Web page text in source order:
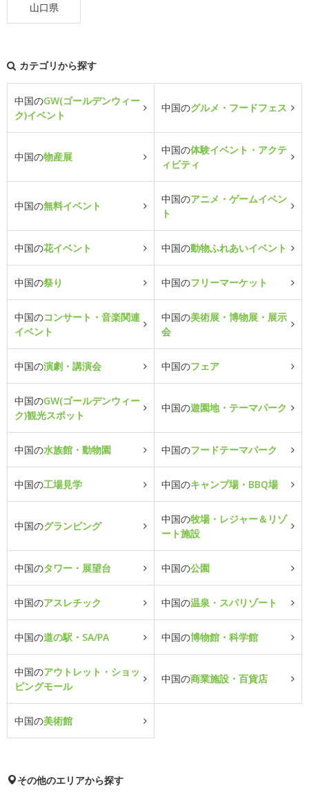
山口県
カテゴリから探す
中国のGW(ゴールデンウィー
ク)イベント
中国のグルメ・フードフェス
中国の物産展
中国の体験イベント・アクテ
ィビティ
中国の無料イベント
中国のアニメ・ゲームイベン
ト
中国の花イベント 中国の動物ふれあいイベント
中国の祭り 中国のフリーマーケット
中国のコンサート・音楽関連
イベント
中国の美術展・博物展・展示
会
中国の演劇・講演会 中国のフェア
中国のGW(ゴールデンウィー
ク)観光スポット
中国の遊園地・テーマパーク
中国の水族館・動物園 中国のフードテーマパーク
中国の工場見学 中国のキャンプ場・BBQ場
中国のグランピング
中国の牧場・レジャー＆リゾ
ート施設
中国のタワー・展望台 中国の公園
中国のアスレチック 中国の温泉・スパリゾート
中国の道の駅・SA/PA 中国の博物館・科学館
中国のアウトレット・ショッ
ピングモール
中国の商業施設・百貨店
中国の美術館
その他のエリアから探す